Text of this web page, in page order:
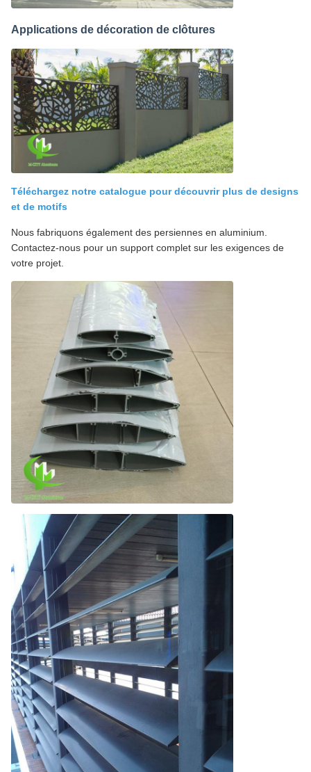
Applications de décoration de clôtures
Téléchargez notre catalogue pour découvrir plus de designs
et de motifs
Nous fabriquons également des persiennes en aluminium.
Contactez-nous pour un support complet sur les exigences de
votre projet.